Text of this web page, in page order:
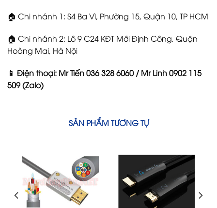
🏠 Chi nhánh 1: S4 Ba Vì, Phường 15, Quận 10, TP HCM
🏠 Chi nhánh 2: Lô 9 C24 KĐT Mới Định Công, Quận
Hoàng Mai, Hà Nội
📱 Điện thoại: Mr Tiến 036 328 6060 / Mr Linh 0902 115
509 (Zalo)
SẢN PHẨM TƯƠNG TỰ